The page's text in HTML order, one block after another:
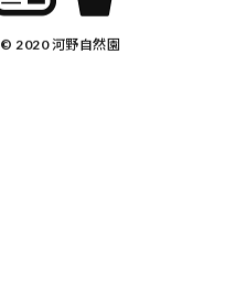
© 2020 河野自然園